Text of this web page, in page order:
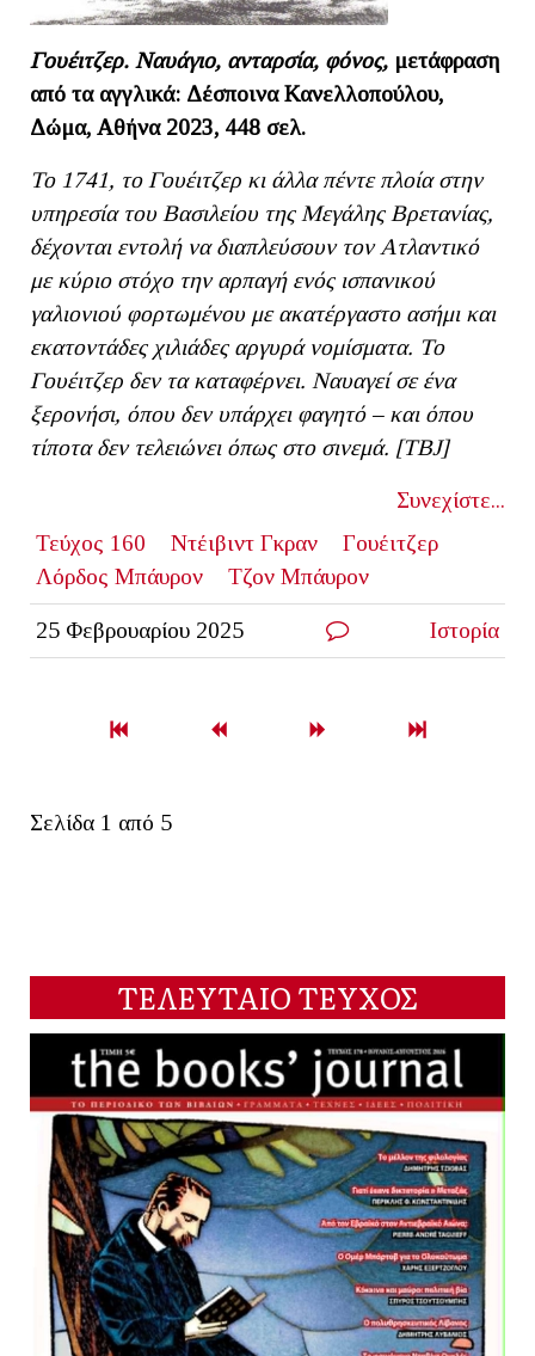
Γουέιτζερ. Ναυάγιο, ανταρσία, φόνος, μετάφραση
από τα αγγλικά: Δέσποινα Κανελλοπούλου,
Δώμα, Αθήνα 2023, 448 σελ.
To1741, το Γουέιτζερ κι άλλα πέντε πλοία στην
υπηρεσία του Βασιλείου της Μεγάλης Βρετανίας,
δέχονται εντολή να διαπλεύσουν τον Ατλαντικό
με κύριο στόχο την αρπαγή ενός ισπανικού
γαλιονιού φορτωμένου με ακατέργαστο ασήμι και
εκατοντάδες χιλιάδες αργυρά νομίσματα. Το
Γουέιτζερ δεν τα καταφέρνει. Ναυαγεί σε ένα
ξερονήσι, όπου δεν υπάρχει φαγητό – και όπου
τίποτα δεν τελειώνει όπως στο σινεμά. [ΤΒJ]
Συνεχίστε...
Τεύχος 160
Ντέιβιντ Γκραν
Γουέιτζερ
Λόρδος Μπάυρον
Τζον Μπάυρον
25 Φεβρουαρίου 2025 Ιστορία
Σελίδα 1 από 5
ΤΕΛΕΥΤΑΙΟ ΤΕΥΧΟΣ